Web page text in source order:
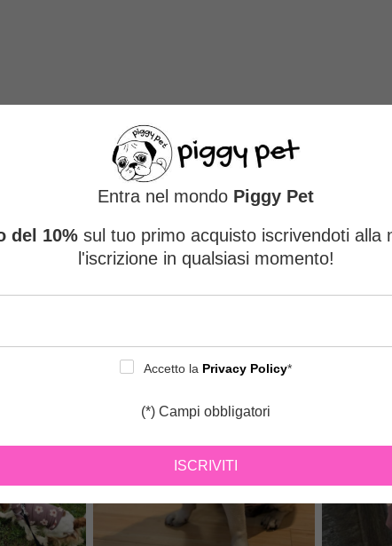
immagini
Entra nel mondo Piggy Pet
del 10% sul tuo primo acquisto iscrivendoti alla
l'iscrizione in qualsiasi momento!
Accetto la Privacy Policy*
(*) Campi obbligatori
ISCRIVITI